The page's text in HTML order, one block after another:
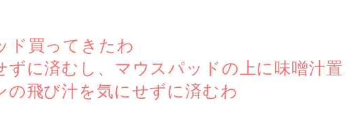
o
a
d
e
d
:
9
ド買ってきたわ
ずに済むし、マウスパッドの上に味噌汁置
の飛び汁を気にせずに済むわ